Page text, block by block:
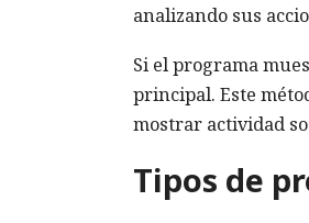
analizando sus
Si el programa
principal. Este
mostrar actividad
Tipos de